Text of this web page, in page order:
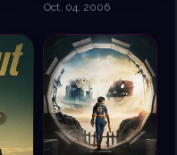
Oct. 04, 2006